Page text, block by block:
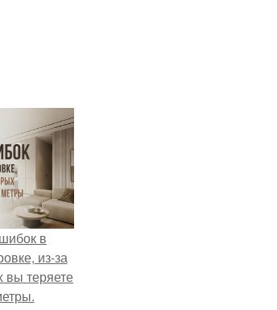
в
из-за
вы теряете